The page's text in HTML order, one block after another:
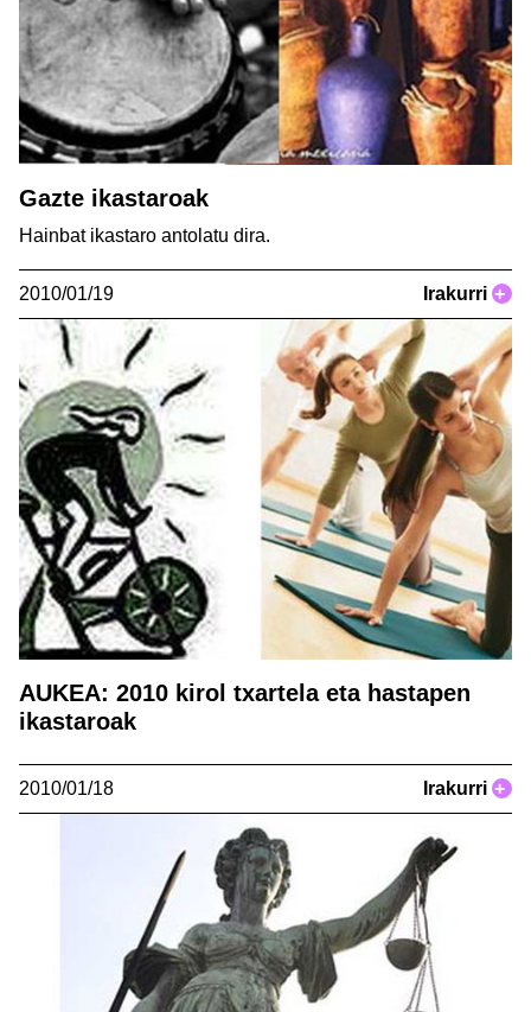
Gazte ikastaroak
Hainbat ikastaro antolatu dira.
2010/01/19 Irakurri +
AUKEA: 2010 kirol txartela eta hastapen
ikastaroak
2010/01/18 Irakurri +